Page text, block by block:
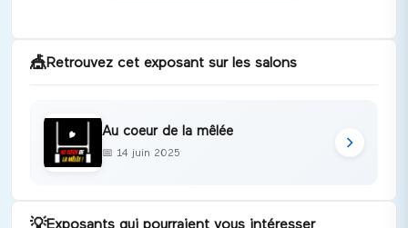
🎪Retrouvez cet exposant sur les salons
Au coeur de la mêlée
📅 14 juin 2025